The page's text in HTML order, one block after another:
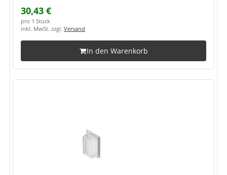
30,43 €
pro 1 Stück
inkl. MwSt. zzgl. Versand
In den Warenkorb